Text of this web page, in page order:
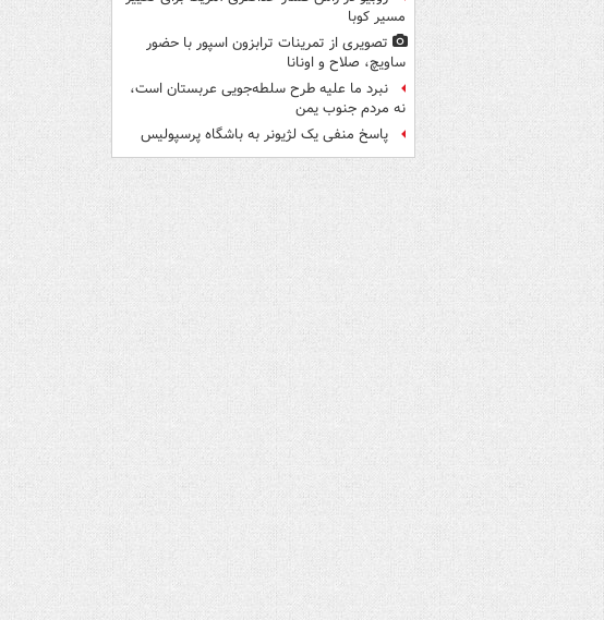
مسیر کوبا
تصویری از تمرینات ترابزون اسپور با حضور
ساویچ، صلاح و اونانا
نبرد ما علیه طرح سلطه‌جویی عربستان است،
نه مردم جنوب یمن
پاسخ منفی یک لژیونر به باشگاه پرسپولیس